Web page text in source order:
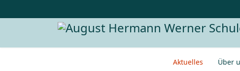
Aktuelles Über